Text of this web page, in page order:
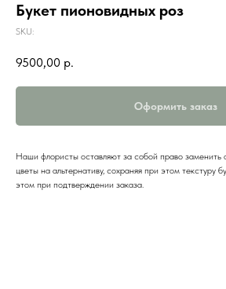
Букет пионовидных роз
SKU:
9500,00 р.
Оформить заказ
Наши флористы оставляют за собой право заменить
цветы на альтернативу, сохраняя при этом текстуру
этом при подтверждении заказа.